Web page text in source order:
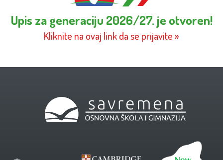
Upis za generaciju 2026/27. je otvoren!
Kliknite na ovaj link da se prijavite »